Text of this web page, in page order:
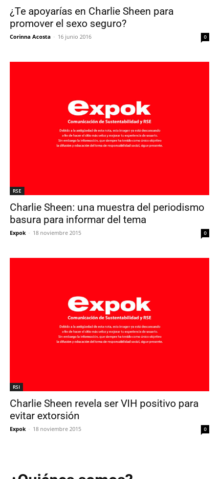
¿Te apoyarías en Charlie Sheen para
promover el sexo seguro?
Corinna Acosta - 16 junio 2016 0
RSE
Charlie Sheen: una muestra del periodismo
basura para informar del tema
Expok - 18 noviembre 2015 0
RSI
Charlie Sheen revela ser VIH positivo para
evitar extorsión
Expok - 18 noviembre 2015 0